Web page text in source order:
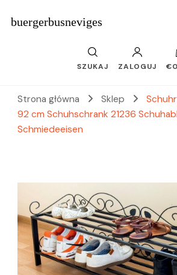
buergerbusneviges
SZUKAJ ZALOGUJ
Strona główna Sklep
92 cm Schuhschrank 21236
Schmiedeeisen